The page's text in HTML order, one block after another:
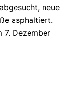
neue
asphaltiert.
7. Dezember